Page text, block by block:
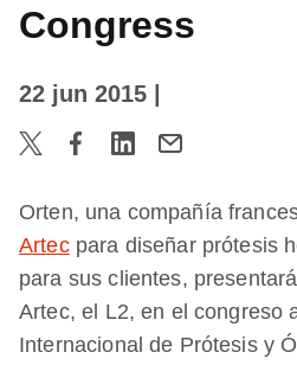
Congress
22 jun 2015
Orten, una compañía
Artecpara diseñar prótesis
para sus clientes,
Artec, el L2, en el congreso
Internacional de Prótesis y